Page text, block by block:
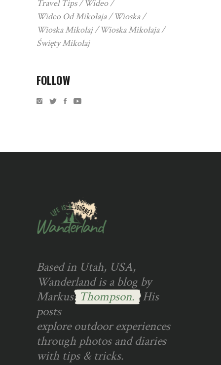
Travel Tips
Wideo
Wideo Od Mikołaja
Wioska
Wioska Mikołaj
Wioska Mikołaja
Święty Mikołaj
FOLLOW
Based in Utah, USA,
Wanderland is a blog by
Markus Thompson. His
posts
explore outdoor experiences
through photos and diaries
with tips & tricks.